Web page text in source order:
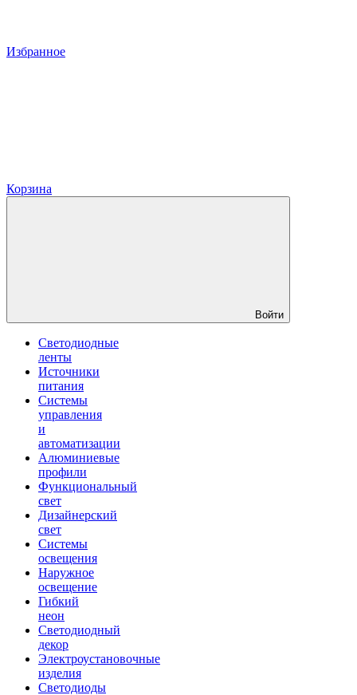
Избранное
Корзина
Войти
Светодиодные
ленты
Источники
питания
Системы
управления
и
автоматизации
Алюминиевые
профили
Функциональный
свет
Дизайнерский
свет
Системы
освещения
Наружное
освещение
Гибкий
неон
Светодиодный
декор
Электроустановочные
изделия
Светодиоды